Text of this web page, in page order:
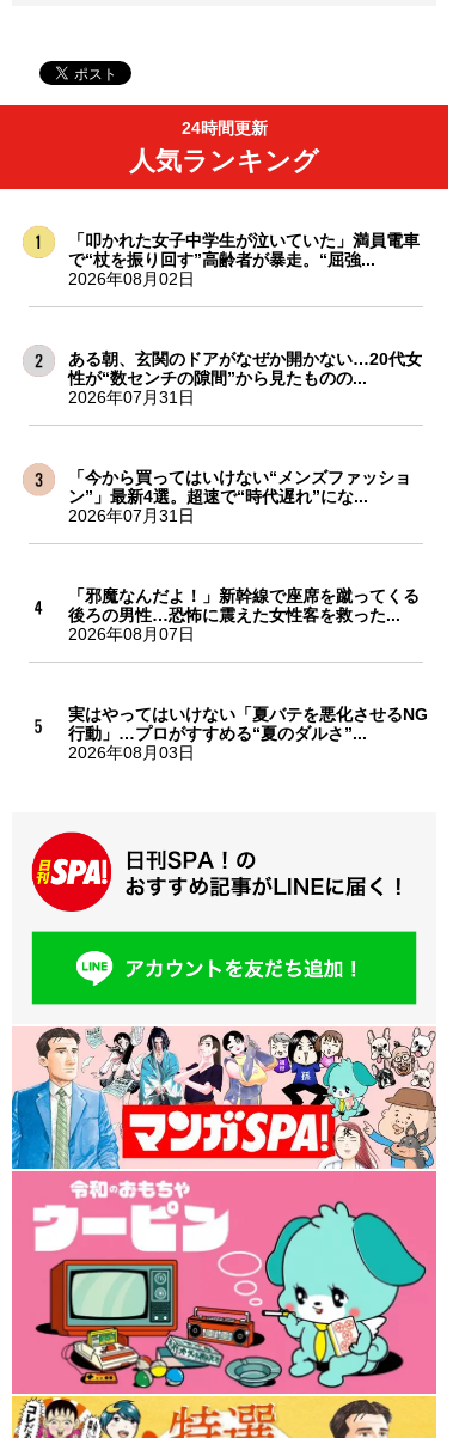
24時間更新
人気ランキング
「叩かれた女子中学生が泣いていた」満員電車
で“杖を振り回す”高齢者が暴走。“屈強...
2026年08月02日
ある朝、玄関のドアがなぜか開かない…20代女
性が“数センチの隙間”から見たものの...
2026年07月31日
「今から買ってはいけない“メンズファッショ
ン”」最新4選。超速で“時代遅れ”にな...
2026年07月31日
「邪魔なんだよ！」新幹線で座席を蹴ってくる
後ろの男性…恐怖に震えた女性客を救った...
2026年08月07日
実はやってはいけない「夏バテを悪化させるNG
行動」…プロがすすめる“夏のダルさ”...
2026年08月03日